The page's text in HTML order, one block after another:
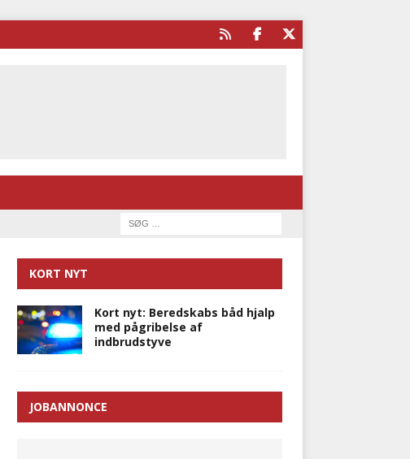
KORT NYT
Kort nyt: Beredskabs båd hjalp
med pågribelse af
indbrudstyve
JOBANNONCE